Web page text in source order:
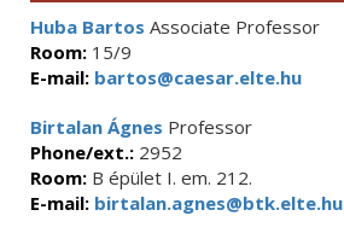
Huba Bartos Associate Professor
Room: 15/9
E-mail: bartos@caesar.elte.hu
Birtalan Ágnes Professor
Phone/ext.: 2952
Room: B épület I. em. 212.
E-mail: birtalan.agnes@btk.elte.hu